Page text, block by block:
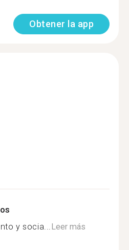
Obtener la app
y socia...Leer más